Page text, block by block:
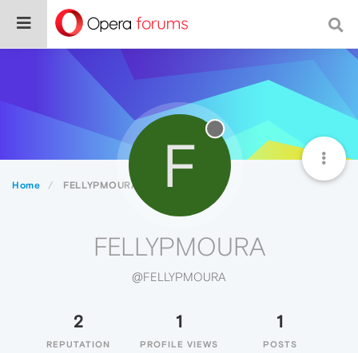
Home FELLYPMOURA F
FELLYPMOURA
@FELLYPMOURA
2
REPUTATION
1
PROFILE VIEWS
1
POSTS